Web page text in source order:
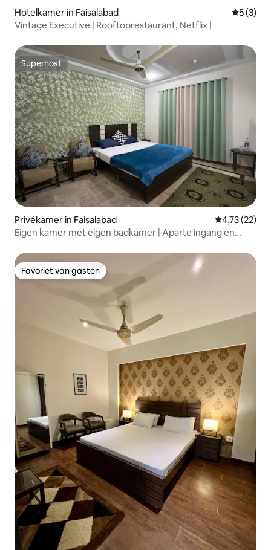
Hotelkamer in Faisalabad
5 (3)
Vintage Executive | Rooftoprestaurant, Netflix |
Superhost
Superhost
Privékamer in Faisalabad Gemiddelde
4,73 (22)
Eigen kamer met eigen badkamer | Aparte ingang en
Favoriet van gasten
Favoriet van gasten